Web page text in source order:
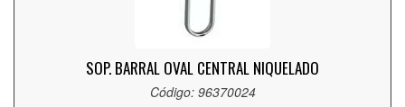
SOP. BARRAL OVAL CENTRAL NIQUELADO
Código: 96370024